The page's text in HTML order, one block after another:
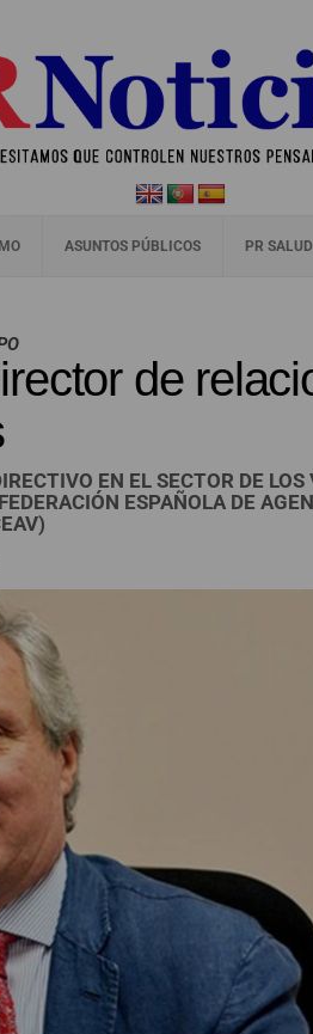
ASUNTOS PÚBLICOS PR SALUD
de
EN EL SECTOR DE LOS
ESPAÑOLA DE